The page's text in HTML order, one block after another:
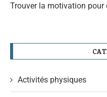
Trouver la motivation pour
Activités physiques